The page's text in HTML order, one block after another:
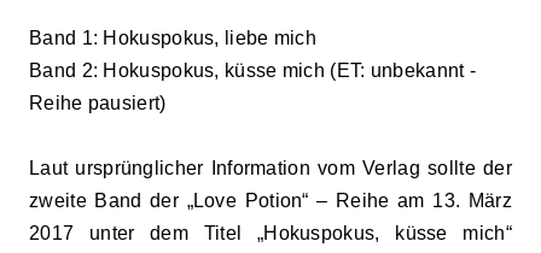
Band 1: Hokuspokus, liebe mich
Band 2: Hokuspokus, küsse mich (ET: unbekannt-
Reihe pausiert)
Laut ursprünglicher Information vom Verlag sollte der
zweite Band der „Love Potion“ – Reihe am 13. März
2017 unter dem Titel „Hokuspokus, küsse mich“